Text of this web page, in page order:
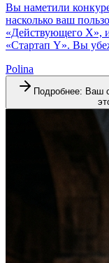
Вы наметили
насколько ваш
«Действующего X»,
«Стартап Y». Вы
Polina
Подробнее: Ваш